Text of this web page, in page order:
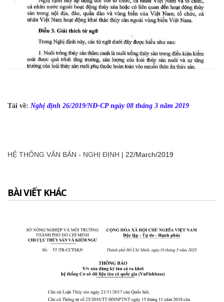
Tải về: Nghị định 26/2019/NĐ-CP ngày 08 tháng 3 năm 2019
HỆ THỐNG VĂN BẢN - NGHỊ ĐỊNH | 22/March/2019
BÀI VIẾT KHÁC